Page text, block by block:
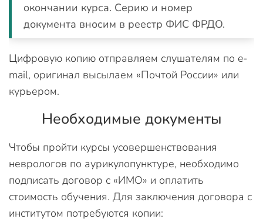
окончании курса. Серию и номер
документа вносим в реестр ФИС ФРДО.
Цифровую копию отправляем слушателям по e-
mail, оригинал высылаем «Почтой России» или
курьером.
Необходимые документы
Чтобы пройти курсы усовершенствования
неврологов по аурикулопунктуре, необходимо
подписать договор с «ИМО» и оплатить
стоимость обучения. Для заключения договора с
институтом потребуются копии: